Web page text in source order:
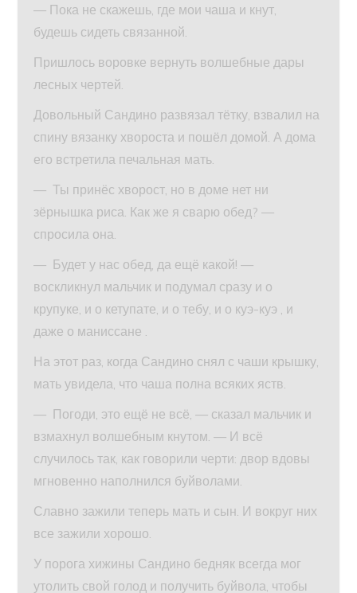
— Пока не скажешь, где мои чаша и кнут,
будешь сидеть связанной.
Пришлось воровке вернуть волшебные дары
лесных чертей.
Довольный Сандино развязал тётку, взвалил на
спину вязанку хвороста и пошёл домой. А дома
его встретила печальная мать.
— Ты принёс хворост, но в доме нет ни
зёрнышка риса. Как же я сварю обед? —
спросила она.
— Будет у нас обед, да ещё какой! —
воскликнул мальчик и подумал сразу и о
крупуке, и о кетупате, и о тебу, и о куэ-куэ , и
даже о маниссане .
На этот раз, когда Сандино снял с чаши крышку,
мать увидела, что чаша полна всяких яств.
— Погоди, это ещё не всё, — сказал мальчик и
взмахнул волшебным кнутом. — И всё
случилось так, как говорили черти: двор вдовы
мгновенно наполнился буйволами.
Славно зажили теперь мать и сын. И вокруг них
все зажили хорошо.
У порога хижины Сандино бедняк всегда мог
утолить свой голод и получить буйвола, чтобы